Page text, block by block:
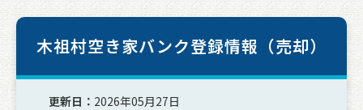
木祖村空き家バンク登録情報（売却）
更新日： 2026年05月27日